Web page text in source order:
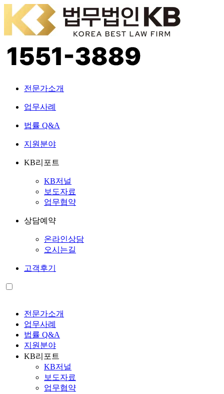
전문가소개
업무사례
법률 Q&A
지원분야
KB리포트
KB저널
보도자료
업무협약
상담예약
온라인상담
오시는길
고객후기
전문가소개
업무사례
법률 Q&A
지원분야
KB리포트
KB저널
보도자료
업무협약